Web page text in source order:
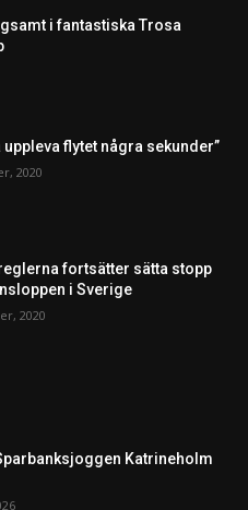
i fantastiska Trosa
uppleva flytet några sekunder”
2020
fortsätter sätta stopp
i Sverige
2020
Katrineholm